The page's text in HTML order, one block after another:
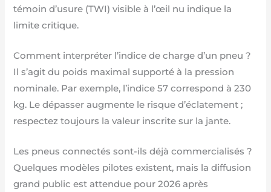
témoin d’usure (TWI) visible à l’œil nu indique la
limite critique.
Comment interpréter l’indice de charge d’un pneu ?
Il s’agit du poids maximal supporté à la pression
nominale. Par exemple, l’indice 57 correspond à 230
kg. Le dépasser augmente le risque d’éclatement ;
respectez toujours la valeur inscrite sur la jante.
Les pneus connectés sont-ils déjà commercialisés ?
Quelques modèles pilotes existent, mais la diffusion
grand public est attendue pour 2026 après